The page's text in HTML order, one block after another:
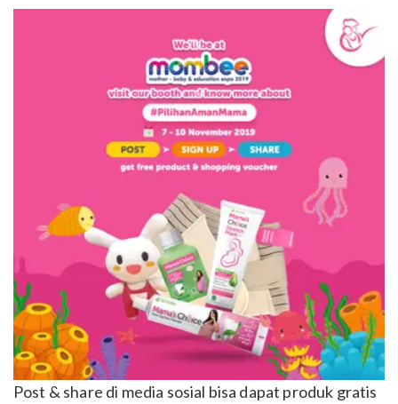
Post & share di media sosial bisa dapat produk gratis